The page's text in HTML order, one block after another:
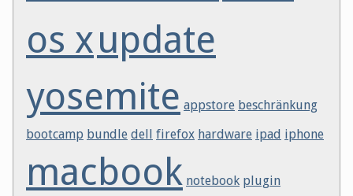
os xupdate
yosemite appstore beschränkung
bootcamp bundle dell firefox hardware ipad iphone
macbook notebook plugin